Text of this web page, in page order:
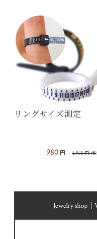
リングサイズ測定
1,960円（税
980 円
Jewelry shop